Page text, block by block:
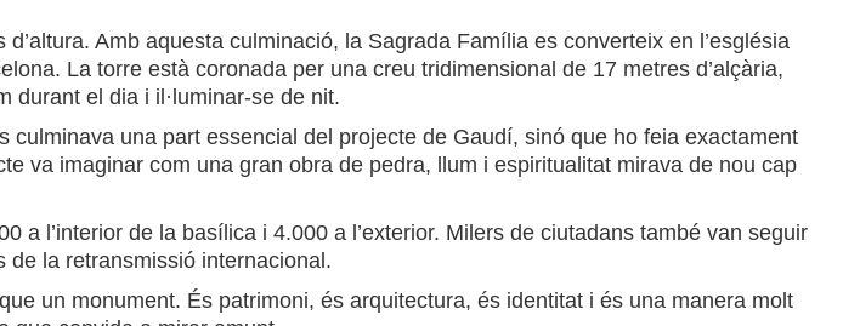
Amb aquesta culminació, la Sagrada Família es converteix en l’església
La torre està coronada per una creu tridimensional de 17 metres d’alçària,
durant el dia i il·luminar-se de nit.
una part essencial del projecte de Gaudí, sinó que ho feia exactament
va imaginar com una gran obra de pedra, llum i espiritualitat mirava de nou cap
l’interior de la basílica i 4.000 a l’exterior. Milers de ciutadans també van seguir
de la retransmissió internacional.
un monument. És patrimoni, és arquitectura, és identitat i és una manera molt